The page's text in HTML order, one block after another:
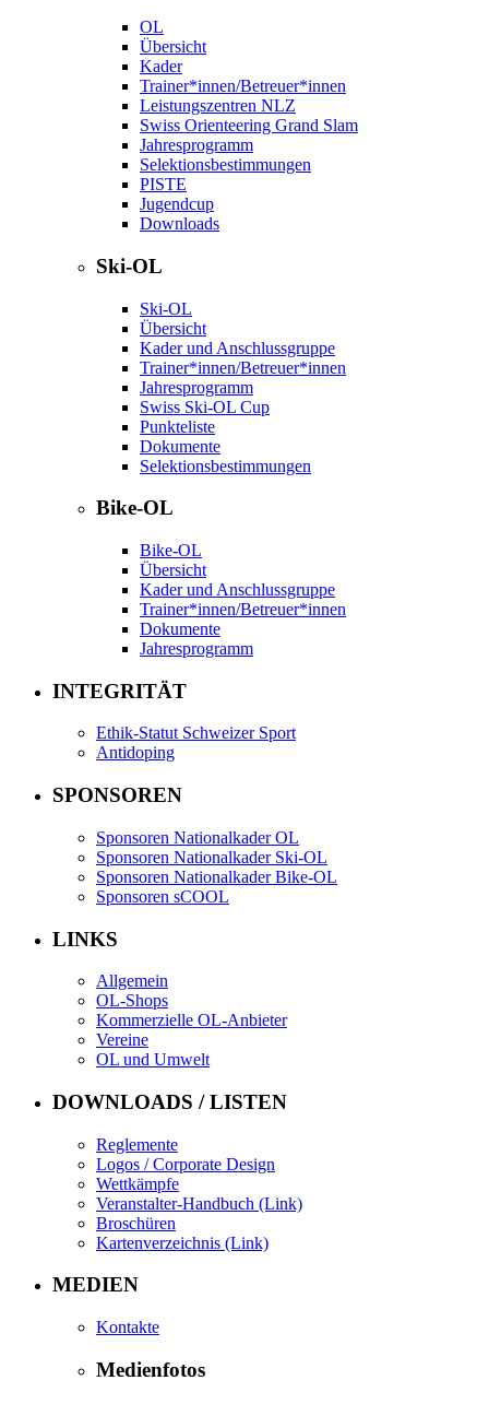
OL
Übersicht
Kader
Trainer*innen/Betreuer*innen
Leistungszentren NLZ
Swiss Orienteering Grand Slam
Jahresprogramm
Selektionsbestimmungen
PISTE
Jugendcup
Downloads
Ski-OL
Ski-OL
Übersicht
Kader und Anschlussgruppe
Trainer*innen/Betreuer*innen
Jahresprogramm
Swiss Ski-OL Cup
Punkteliste
Dokumente
Selektionsbestimmungen
Bike-OL
Bike-OL
Übersicht
Kader und Anschlussgruppe
Trainer*innen/Betreuer*innen
Dokumente
Jahresprogramm
INTEGRITÄT
Ethik-Statut Schweizer Sport
Antidoping
SPONSOREN
Sponsoren Nationalkader OL
Sponsoren Nationalkader Ski-OL
Sponsoren Nationalkader Bike-OL
Sponsoren sCOOL
LINKS
Allgemein
OL-Shops
Kommerzielle OL-Anbieter
Vereine
OL und Umwelt
DOWNLOADS / LISTEN
Reglemente
Logos / Corporate Design
Wettkämpfe
Veranstalter-Handbuch (Link)
Broschüren
Kartenverzeichnis (Link)
MEDIEN
Kontakte
Medienfotos